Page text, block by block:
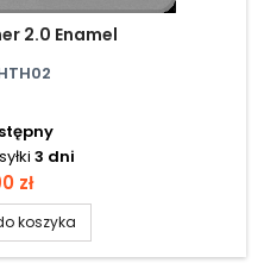
2.0 Enamel
3 dni
zł
koszyka